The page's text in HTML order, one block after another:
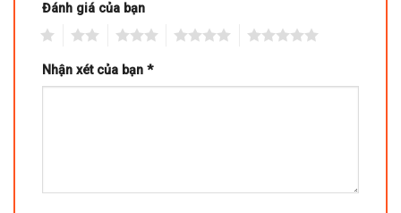
Đánh giá của bạn
Nhận xét của bạn *